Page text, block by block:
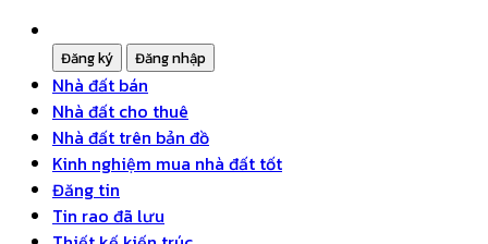
Nhà đất bán
Nhà đất cho thuê
Nhà đất trên bản đồ
Kinh nghiệm mua nhà đất tốt
Đăng tin
Tin rao đã lưu